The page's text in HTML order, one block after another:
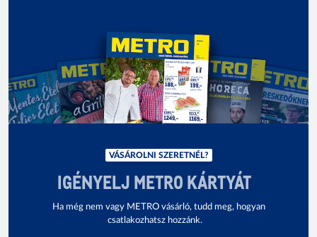
VÁSÁROLNI SZERETNÉL?
IGÉNYELJ METRO KÁRTYÁT
Ha még nem vagy METRO vásárló, tudd meg, hogyan
csatlakozhatsz hozzánk.